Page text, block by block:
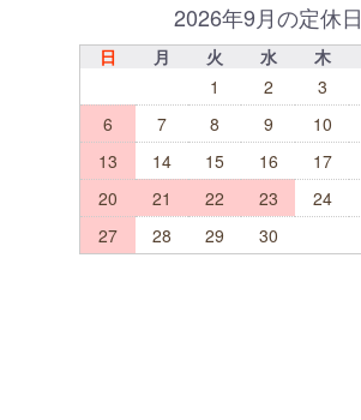
2026年9月の定休日
日 月 火 水 木
1
2 3
6
7 8 9 10
13
14 15 16 17
20
21 22 23 24
27
28 29 30